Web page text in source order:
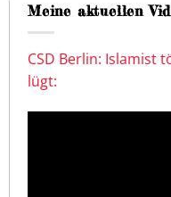
Meine aktuellen
CSD Berlin: Islamist
lügt: